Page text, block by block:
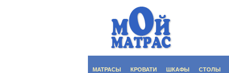
МАТРАСЫ КРОВАТИ ШКАФЫ СТОЛЫ